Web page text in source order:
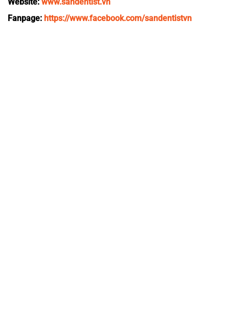
Fanpage: https://www.facebook.com/sandentistvn